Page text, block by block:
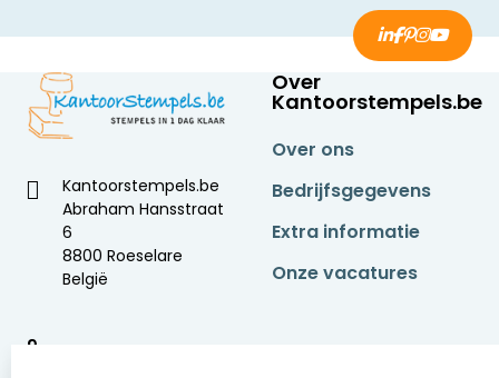
Kantoorstempels.be
Abraham Hansstraat
6
8800 Roeselare
België
9
Over
Kantoorstempels.be
Over ons
Bedrijfsgegevens
Extra informatie
Onze vacatures